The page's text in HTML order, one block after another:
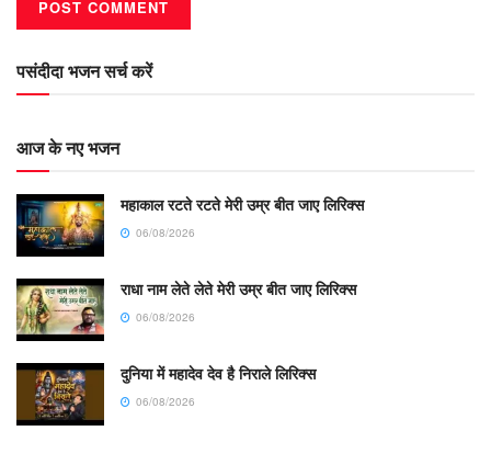
पसंदीदा भजन सर्च करें
आज के नए भजन
महाकाल रटते रटते मेरी उम्र बीत जाए लिरिक्स
06/08/2026
राधा नाम लेते लेते मेरी उम्र बीत जाए लिरिक्स
06/08/2026
दुनिया में महादेव देव है निराले लिरिक्स
06/08/2026